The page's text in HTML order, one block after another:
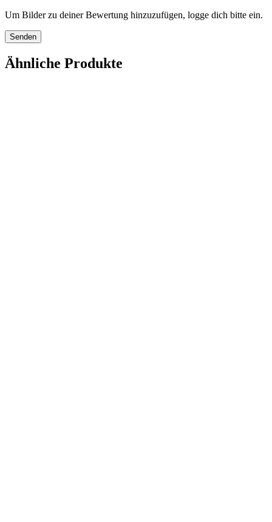
Um Bilder zu deiner Bewertung hinzuzufügen, logge dich bitte ein.
Ähnliche Produkte